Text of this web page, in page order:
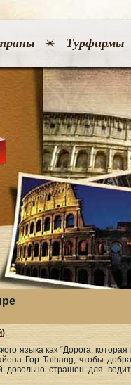
Турфирмы
).
языка как “Дорога,
Гор Taihang, чтобы
страшен для